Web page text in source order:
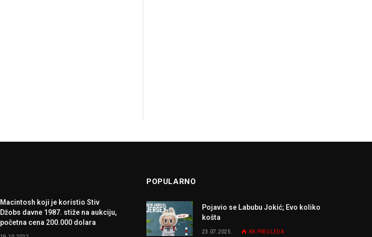
Macintosh koji je koristio Stiv
Džobs davne 1987. stiže na aukciju,
početna cena 200.000 dolara
POPULARNO
Pojavio se Labubu Jokić; Evo koliko
košta
23.07.2025. 8K PREGLEDA